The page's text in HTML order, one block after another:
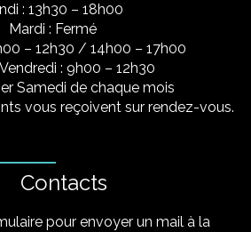
: 13h30 – 18h00
Mardi : Fermé
– 12h30 / 14h00 – 17h00
: 9h00 – 12h30
Samedi de chaque mois
vous reçoivent sur rendez-vous.
Contacts
pour envoyer un mail à la